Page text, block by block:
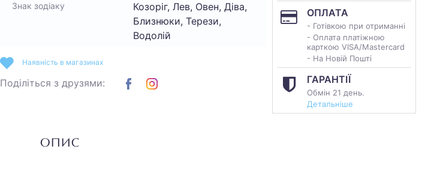
Знак зодіаку
Козоріг, Лев, Овен, Діва,
Близнюки, Терези,
Водолій
ОПЛАТА
- Готівкою при отриманні
- Оплата платіжною
карткою VISA/Mastercard
- На Новій Пошті
ГАРАНТІЇ
Обмін 21 день.
Детальніше
Наявність в магазинах
Поділіться з друзями:
ОПИС